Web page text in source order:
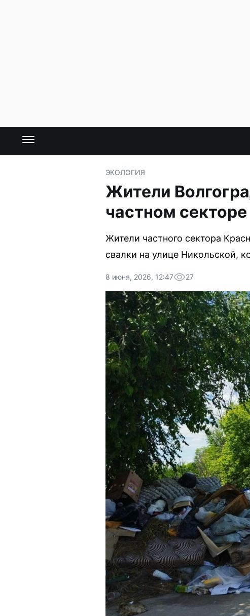
ЭКОЛОГИЯ
Жители
частном секторе
Жители частного сектора
свалки на улице Никольской,
8 июня, 2026, 12:47 27